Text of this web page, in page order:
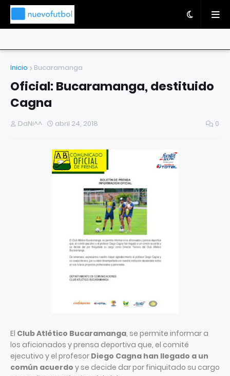
Inicio Bucaramanga
Oficial: Bucaramanga, destituido
Cagna
DaNi^^ abril 24, 2018 0
El Club Atlético Bucaramanga, se permite informar a
los aficionados y prensa deportiva que, el comité
ejecutivo y el profesor Diego Cagna han llegado a un
común acuerdo y se decide dar por finiquitado su cargo